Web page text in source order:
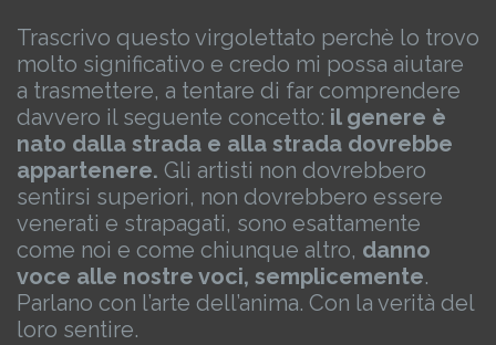
Trascrivo questo virgolettato perchè lo trovo
molto significativo e credo mi possa aiutare
a trasmettere, a tentare di far comprendere
davvero il seguente concetto: il genere è
nato dalla strada e alla strada dovrebbe
appartenere. Gli artisti non dovrebbero
sentirsi superiori, non dovrebbero essere
venerati e strapagati, sono esattamente
come noi e come chiunque altro, danno
voce alle nostre voci, semplicemente.
Parlano con l’arte dell’anima. Con la verità del
loro sentire.